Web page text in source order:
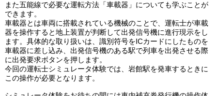
また五能線で必要な運転方法「車載器」についても学ぶことが
できます。
車載器とは車両に搭載されている機械のことで、運転士が車載
器を操作すると地上装置が判断して出発信号機に進行現示をし
ます。具体的な取り扱いは、識別符号をICカードにしたものを
車載器に差し込み、出発信号機のある駅で列車を出発させる際
に出発要求ボタンを押します。
今回の運転士シミュレータ体験では、岩館駅を発車するときに
この操作が必要となります。